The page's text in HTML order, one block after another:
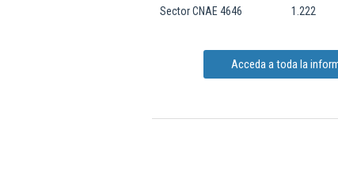
Sector CNAE 4646 1.222
Acceda a toda la